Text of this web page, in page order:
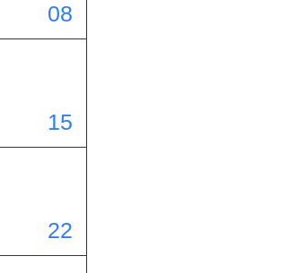
08
15
22